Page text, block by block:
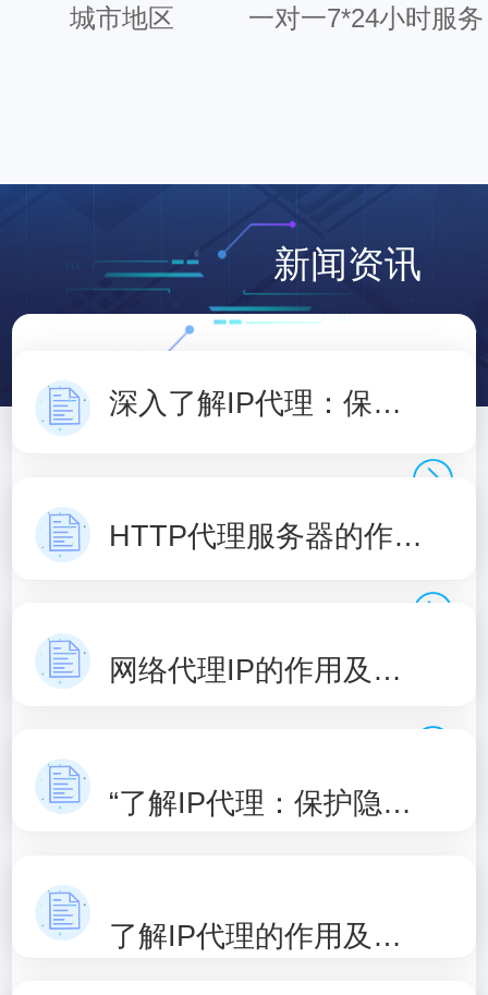
城市地区
一对一7*24小时服务
新闻资讯
深入了解IP代理：保护隐私，访问自由
HTTP代理服务器的作用和原理介绍
网络代理IP的作用及原理解析
“了解IP代理：保护隐私，提升网络安全”
了解IP代理的作用及使用方式